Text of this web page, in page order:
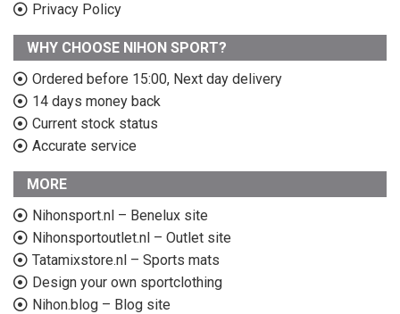
Privacy Policy
WHY CHOOSE NIHON SPORT?
Ordered before 15:00, Next day delivery
14 days money back
Current stock status
Accurate service
MORE
Nihonsport.nl – Benelux site
Nihonsportoutlet.nl – Outlet site
Tatamixstore.nl – Sports mats
Design your own sportclothing
Nihon.blog – Blog site